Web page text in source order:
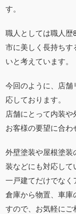
す。
職人としては職人歴
市に美しく長持ちす
いと考えています。
今回のように、店
応しております。
店舗にとって内装や
お客様の要望に合わ
外壁塗装や屋根塗装
装などにも対応して
一戸建てだけでなく
倉庫から物置、車庫
すので、お気軽にご